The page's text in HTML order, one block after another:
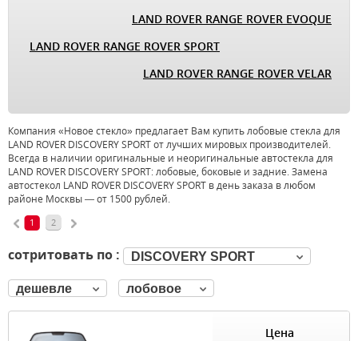
LAND ROVER RANGE ROVER EVOQUE
LAND ROVER RANGE ROVER SPORT
LAND ROVER RANGE ROVER VELAR
Компания «Новое стекло» предлагает Вам купить лобовые стекла для
LAND ROVER DISCOVERY SPORT от лучших мировых производителей.
Всегда в наличии оригинальные и неоригинальные автостекла для
LAND ROVER DISCOVERY SPORT: лобовые, боковые и задние. Замена
автостекол LAND ROVER DISCOVERY SPORT в день заказа в любом
районе Москвы — от 1500 рублей.
1 2
сотритовать по : DISCOVERY SPORT
дешевле лобовое
Цена